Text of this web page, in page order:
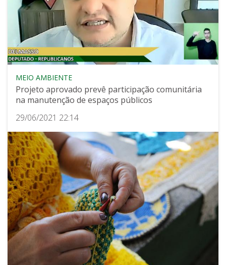
MEIO AMBIENTE
Projeto aprovado prevê participação comunitária
na manutenção de espaços públicos
29/06/2021 22:14